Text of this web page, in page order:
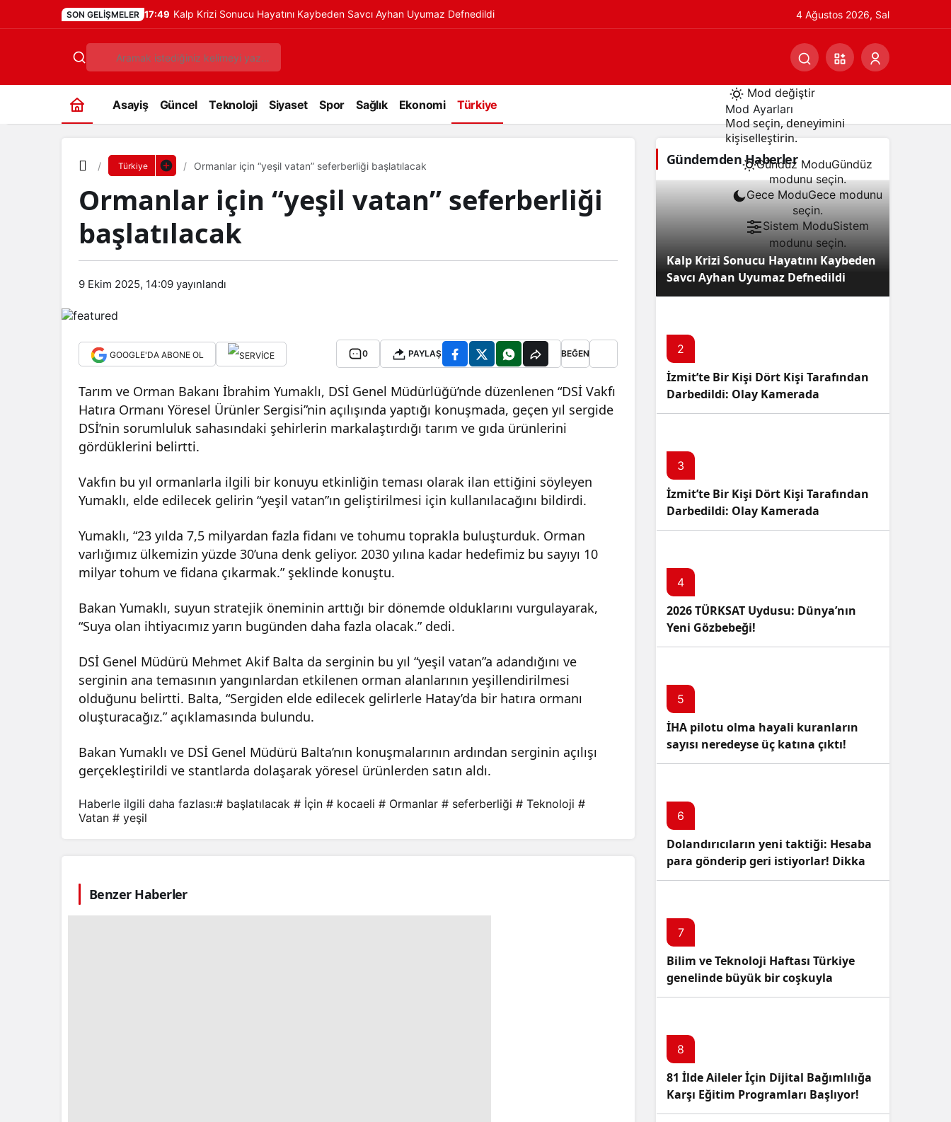
SON GELIŞMELER 17:49 Kalp Krizi Sonucu Hayatını Kaybeden Savcı Ayhan Uyumaz Defnedildi 4 Ağustos 2026, Sal
Asayiş Güncel Teknoloji Siyaset Spor Sağlık Ekonomi Türkiye
Mod değiştir
Mod Ayarları
Mod seçin, deneyimini
kişiselleştirin.
Gündüz ModuGündüz
modunu seçin.
Gece ModuGece modunu
seçin.
Sistem ModuSistem
modunu seçin.
Türkiye Ormanlar için “yeşil vatan” seferberliği başlatılacak
Ormanlar için “yeşil vatan” seferberliği
başlatılacak
9 Ekim 2025, 14:09 yayınlandı
GOOGLE'DA ABONE OL 0 PAYLAŞ BEĞEN
Tarım ve Orman Bakanı İbrahim Yumaklı, DSİ Genel Müdürlüğü’nde düzenlenen “DSİ Vakfı
Hatıra Ormanı Yöresel Ürünler Sergisi”nin açılışında yaptığı konuşmada, geçen yıl sergide
DSİ’nin sorumluluk sahasındaki şehirlerin markalaştırdığı tarım ve gıda ürünlerini
gördüklerini belirtti.
Vakfın bu yıl ormanlarla ilgili bir konuyu etkinliğin teması olarak ilan ettiğini söyleyen
Yumaklı, elde edilecek gelirin “yeşil vatan”ın geliştirilmesi için kullanılacağını bildirdi.
Yumaklı, “23 yılda 7,5 milyardan fazla fidanı ve tohumu toprakla buluşturduk. Orman
varlığımız ülkemizin yüzde 30’una denk geliyor. 2030 yılına kadar hedefimiz bu sayıyı 10
milyar tohum ve fidana çıkarmak.” şeklinde konuştu.
Bakan Yumaklı, suyun stratejik öneminin arttığı bir dönemde olduklarını vurgulayarak,
“Suya olan ihtiyacımız yarın bugünden daha fazla olacak.” dedi.
DSİ Genel Müdürü Mehmet Akif Balta da serginin bu yıl “yeşil vatan”a adandığını ve
serginin ana temasının yangınlardan etkilenen orman alanlarının yeşillendirilmesi
olduğunu belirtti. Balta, “Sergiden elde edilecek gelirlerle Hatay’da bir hatıra ormanı
oluşturacağız.” açıklamasında bulundu.
Bakan Yumaklı ve DSİ Genel Müdürü Balta’nın konuşmalarının ardından serginin açılışı
gerçekleştirildi ve stantlarda dolaşarak yöresel ürünlerden satın aldı.
Haberle ilgili daha fazlası:# başlatılacak # İçin # kocaeli # Ormanlar # seferberliği # Teknoloji #
Vatan # yeşil
Benzer Haberler
Gündemden Haberler
Kalp Krizi Sonucu Hayatını Kaybeden
Savcı Ayhan Uyumaz Defnedildi
2
İzmit’te Bir Kişi Dört Kişi Tarafından
Darbedildi: Olay Kamerada
3
İzmit’te Bir Kişi Dört Kişi Tarafından
Darbedildi: Olay Kamerada
4
2026 TÜRKSAT Uydusu: Dünya’nın
Yeni Gözbebeği!
5
İHA pilotu olma hayali kuranların
sayısı neredeyse üç katına çıktı!
6
Dolandırıcıların yeni taktiği: Hesaba
para gönderip geri istiyorlar! Dikkat
Edin!
7
Bilim ve Teknoloji Haftası Türkiye
genelinde büyük bir coşkuyla
kutlandı: İşte Etkinlikler ve
8
81 İlde Aileler İçin Dijital Bağımlılığa
Karşı Eğitim Programları Başlıyor!